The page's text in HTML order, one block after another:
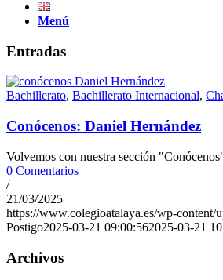
Menú
Entradas
Bachillerato, Bachillerato Internacional,
Conócenos: Daniel Hernández
Volvemos con nuestra sección
0 Comentarios
/
21/03/2025
https://www.colegioatalaya.es/wp-content/
Postigo2025-03-21 09:00:562025-03-21
Archivos